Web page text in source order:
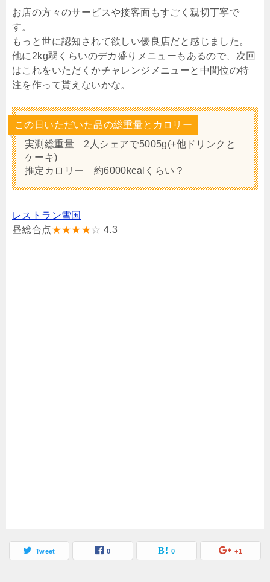
お店の方々のサービスや接客面もすごく親切丁寧で
す。
もっと世に認知されて欲しい優良店だと感じました。
他に2kg弱くらいのデカ盛りメニューもあるので、次回
はこれをいただくかチャレンジメニューと中間位の特
注を作って貰えないかな。
この日いただいた品の総重量とカロリー
実測総重量 2人シェアで5005g(+他ドリンクと
ケーキ)
推定カロリー 約6000kcalくらい？
レストラン雪国
昼総合点★★★★☆ 4.3
Tweet 0 0 +1